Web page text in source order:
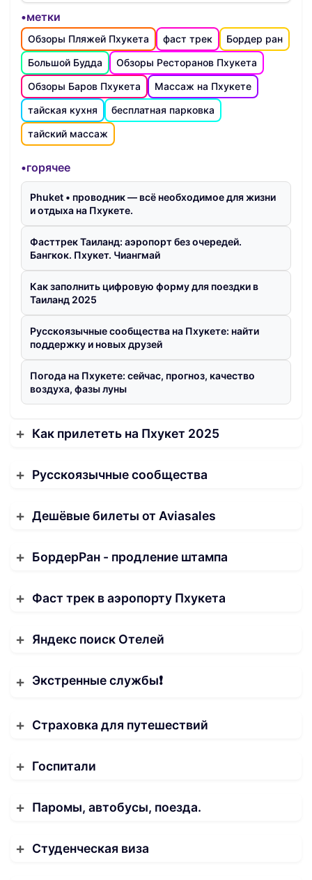
•метки
Обзоры Пляжей Пхукета фаст трек
Бордер ран
Большой Будда
Обзоры Ресторанов Пхукета
Обзоры Баров Пхукета
Массаж на Пхукете
тайская кухня
бесплатная парковка
тайский массаж
•горячее
Phuket • проводник — всё необходимое для жизни
и отдыха на Пхукете.
Фасттрек Таиланд: аэропорт без очередей.
Бангкок. Пхукет. Чиангмай
Как заполнить цифровую форму для поездки в
Таиланд 2025
Русскоязычные сообщества на Пхукете: найти
поддержку и новых друзей
Погода на Пхукете: сейчас, прогноз, качество
воздуха, фазы луны
Как прилететь на Пхукет 2025
Русскоязычные сообщества
Дешёвые билеты от Aviasales
БордерРан - продление штампа
Фаст трек в аэропорту Пхукета
Яндекс поиск Отелей
Экстренные службы❗️
Страховка для путешествий
Госпитали
Паромы, автобусы, поезда.
Студенческая виза